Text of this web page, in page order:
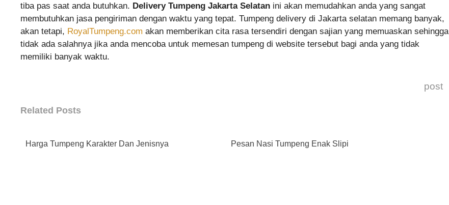
tiba pas saat anda butuhkan. Delivery Tumpeng Jakarta Selatan ini akan memudahkan anda yang sangat
membutuhkan jasa pengiriman dengan waktu yang tepat. Tumpeng delivery di Jakarta selatan memang banyak,
akan tetapi, RoyalTumpeng.com akan memberikan cita rasa tersendiri dengan sajian yang memuaskan sehingga
tidak ada salahnya jika anda mencoba untuk memesan tumpeng di website tersebut bagi anda yang tidak
memiliki banyak waktu.
post
Related Posts
Harga Tumpeng Karakter Dan Jenisnya Pesan Nasi Tumpeng Enak Slipi